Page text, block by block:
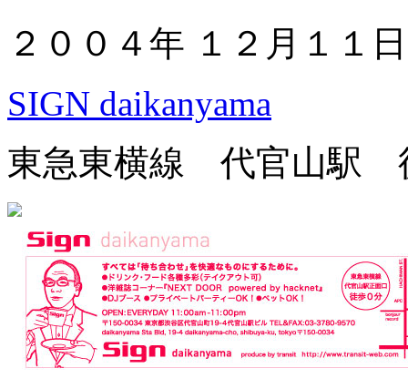
２００４年 １２月１１
SIGN daikanyama
東急東横線 代官山駅